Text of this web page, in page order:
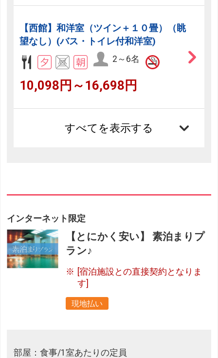
【西館】和洋室（ツイン＋１０畳）（眺
望なし）(バス・トイレ付和洋室)
2～6名
10,098円～16,698円
すべてを表示する
インターネット限定
【とにかく安い】 素泊まりプ
ラン♪
[宿泊施設との直接契約となりま
す]
現地払い
部屋：食事/1室あたりの定員